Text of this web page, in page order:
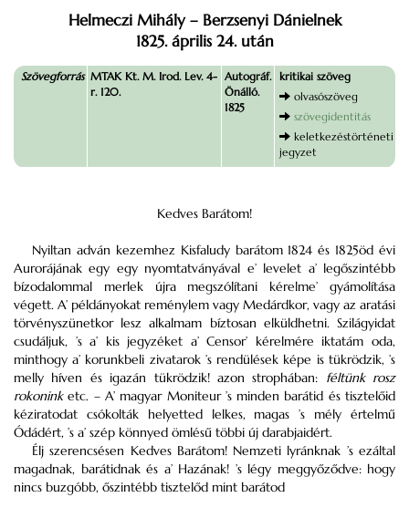
Helmeczi Mihály – Berzsenyi Dánielnek
1825. április 24. után
Szövegforrás MTAK Kt. M. Irod. Lev. 4-
r. 120.
Autográf.
Önálló.
1825
kritikai szöveg
olvasószöveg
szövegidentitás
keletkezéstörténeti
jegyzet
Kedves Barátom!
Nyiltan adván kezemhez Kisfaludy barátom 1824 és 1825öd évi
Aurorájának egy egy nyomtatványával e’ levelet a’ legőszintébb
bízodalommal merlek újra megszólítani kérelme’ gyámolítása
végett. A’ példányokat reménylem vagy Medárdkor, vagy az aratási
törvényszünetkor lesz alkalmam bíztosan elküldhetni. Szilágyidat
csudáljuk, ’s a’ kis jegyzéket a’ Censor’ kérelmére iktatám oda,
minthogy a’ korunkbeli zivatarok ’s rendülések képe is tükrödzik, ’s
melly híven és igazán tükrödzik! azon strophában: féltünk rosz
rokoninketc. – A’ magyar Moniteur ’s minden barátid és tisztelőid
kéziratodat csókolták helyetted lelkes, magas ’s mély értelmű
Ódádért, ’s a’ szép könnyed ömlésű többi új darabjaidért.
Élj szerencsésen Kedves Barátom! Nemzeti lyránknak ’s ezáltal
magadnak, barátidnak és a’ Hazának! ’s légy meggyőződve: hogy
nincs buzgóbb, őszintébb tisztelőd mint barátod